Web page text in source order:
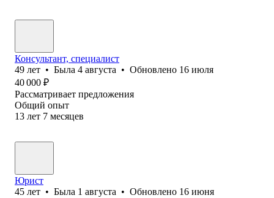
Консультант, специалист
49 лет • Была 4 августа • Обновлено 16 июля
40 000 ₽
Рассматривает предложения
Общий опыт
13 лет 7 месяцев
Юрист
45 лет • Была 1 августа • Обновлено 16 июня